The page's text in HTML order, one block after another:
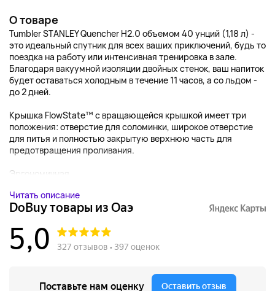
О товаре
Tumbler STANLEY Quencher H2.0 объемом 40 унций (1,18 л) -
это идеальный спутник для всех ваших приключений, будь то
поездка на работу или интенсивная тренировка в зале.
Благодаря вакуумной изоляции двойных стенок, ваш напиток
будет оставаться холодным в течение 11 часов, а со льдом -
до 2 дней.
Крышка FlowState™ с вращающейся крышкой имеет три
положения: отверстие для соломинки, широкое отверстие
для питья и полностью закрытую верхнюю часть для
предотвращения проливания.
Эргономичная...
Читать описание